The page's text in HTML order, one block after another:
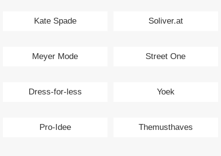
Kate Spade Soliver.at
Meyer Mode Street One
Dress-for-less Yoek
Pro-Idee Themusthaves